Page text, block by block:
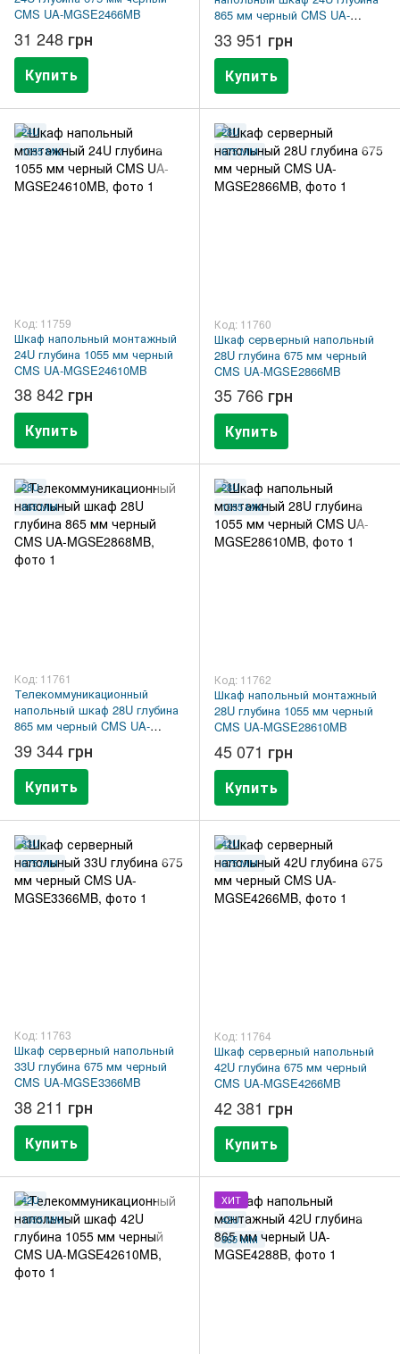
CMS UA-MGSE2466MB
31 248 грн
Купить
865 мм черный CMS UA-
MGSE2468MB
33 951 грн
Купить
24U
1055 ММ
Код: 11759
Шкаф напольный монтажный
24U глубина 1055 мм черный
CMS UA-MGSE24610MB
38 842 грн
Купить
28U
675 ММ
Код: 11760
Шкаф серверный напольный
28U глубина 675 мм черный
CMS UA-MGSE2866MB
35 766 грн
Купить
28U
865 ММ
Код: 11761
Телекоммуникационный
напольный шкаф 28U глубина
865 мм черный CMS UA-
MGSE2868MB
39 344 грн
Купить
28U
1055 ММ
Код: 11762
Шкаф напольный монтажный
28U глубина 1055 мм черный
CMS UA-MGSE28610MB
45 071 грн
Купить
33U
675 ММ
Код: 11763
Шкаф серверный напольный
33U глубина 675 мм черный
CMS UA-MGSE3366MB
38 211 грн
Купить
42U
675 ММ
Код: 11764
Шкаф серверный напольный
42U глубина 675 мм черный
CMS UA-MGSE4266MB
42 381 грн
Купить
42U
1055 ММ
ХИТ
42U
865 ММ